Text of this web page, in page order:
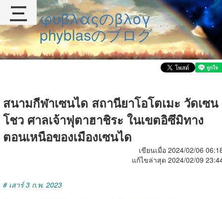
φυβλαςのβλογ
phyblasのブログ
สนามกีฬาเซนได สถานียาโอโตเมะ วัดเซน
โชว ศาลเจ้าฟุตาฮาชิระ ในเขตอิซึมิทาง
ตอนเหนือของเมืองเซนได
เขียนเมื่อ 2024/02/06
แก้ไขล่าสุด 2024/02/09
# เสาร์ 3 ก.พ. 2023
三